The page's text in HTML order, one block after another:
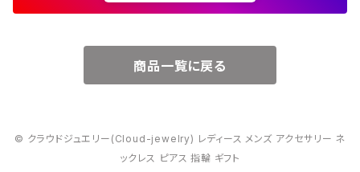
商品一覧に戻る
© クラウドジュエリー(Cloud-jewelry) レディース メンズ アクセサリー ネ
ックレス ピアス 指輪 ギフト